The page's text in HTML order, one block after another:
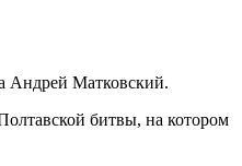
Андрей Матковский.
битвы, на котором